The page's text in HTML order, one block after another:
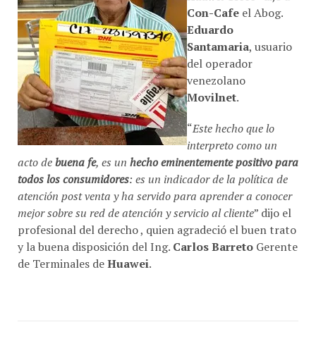
Eduardo
Santamaria
del operador
venezolano
Movilnet.
interpreto como un
hecho eminentemente positivo para
todos los consumidores : es un indicador de la política de
atención post venta y ha servido para aprender a conocer
mejor sobre su red de atención y servicio al cliente ” dijo el
profesional del derecho , quien agradeció el buen trato
y la buena disposición del Ing.Carlos BarretoGerente
de Terminales deHuawei.